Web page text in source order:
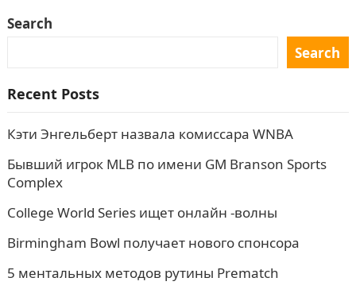
главного операционного директора и…
Search
Search
Recent Posts
Кэти Энгельберт назвала комиссара WNBA
Бывший игрок MLB по имени GM Branson Sports
Complex
College World Series ищет онлайн -волны
Birmingham Bowl получает нового спонсора
5 ментальных методов рутины Prematch